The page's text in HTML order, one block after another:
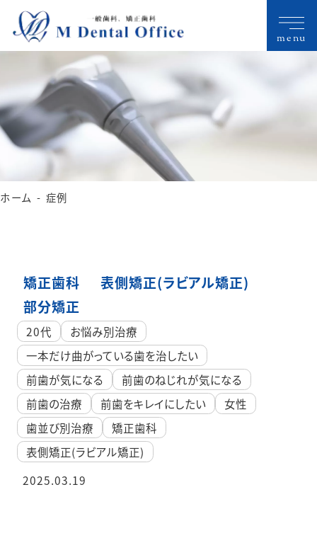
ホーム 症例
矯正歯科
表側矯正(ラビアル矯正)
部分矯正
20代
お悩み別治療
一本だけ曲がっている歯を治したい
前歯が気になる
前歯のねじれが気になる
前歯の治療
前歯をキレイにしたい
女性
歯並び別治療
矯正歯科
表側矯正(ラビアル矯正)
2025.03.19
menu